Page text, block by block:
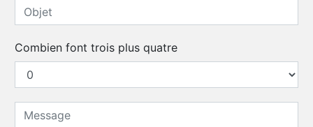
Combien font trois plus quatre